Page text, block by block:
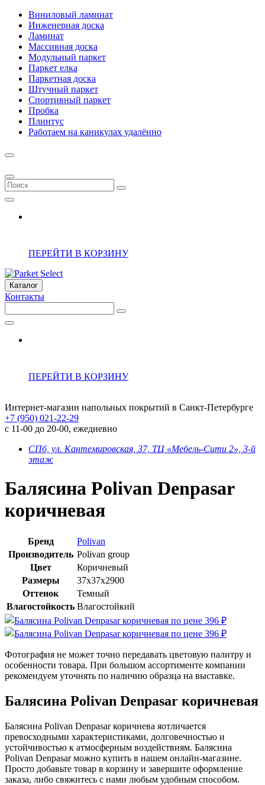
Виниловый ламинат
Инженерная доска
Ламинат
Массивная доска
Модульный паркет
Паркет елка
Паркетная доска
Штучный паркет
Спортивный паркет
Пробка
Плинтус
Работаем на каникулах удалённо
ПЕРЕЙТИ В КОРЗИНУ
Каталог
Контакты
ПЕРЕЙТИ В КОРЗИНУ
Интернет-магазин напольных покрытий в Санкт-Петербурге
+7 (950) 021-22-29
с 11-00 до 20-00, ежедневно
СПб, ул. Кантемировская, 37, ТЦ «Мебель-Сити 2», 3-й
этаж
Балясина Polivan Denpasar
коричневая
Бренд
Polivan
Производитель Polivan group
Цвет
Коричневый
Размеры
37х37х2900
Оттенок
Темный
Влагостойкость Влагостойкий
Фотография не может точно передавать цветовую палитру и
особенности товара. При большом ассортименте компании
рекомендуем уточнять по наличию образца на выставке.
Балясина Polivan Denpasar коричневая
Балясина Polivan Denpasar коричнева яотличается
превосходными характеристиками, долговечностью и
устойчивостью к атмосферным воздействиям. Балясина
Polivan Denpasar можно купить в нашем онлайн-магазине.
Просто добавьте товар в корзину и завершите оформление
заказа, либо свяжитесь с нами любым удобным способом.